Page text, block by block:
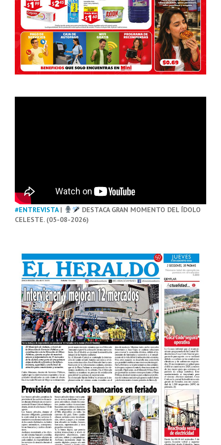
#ENTREVISTA|
DESTACA GRAN MOMENTO DEL ÍDOLO
CELESTE. (05-08-2026)